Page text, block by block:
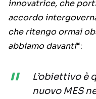
innovatrice, che
accordo
che ritengo ormai
abbiamo davanti“:
L’obiettivo è
nuovo MES